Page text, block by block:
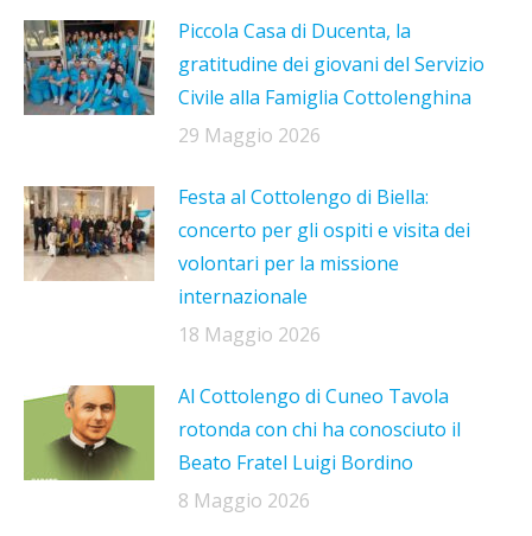
Piccola Casa di Ducenta, la
gratitudine dei giovani del Servizio
Civile alla Famiglia Cottolenghina
29 Maggio 2026
Festa al Cottolengo di Biella:
concerto per gli ospiti e visita dei
volontari per la missione
internazionale
18 Maggio 2026
Al Cottolengo di Cuneo Tavola
rotonda con chi ha conosciuto il
Beato Fratel Luigi Bordino
8 Maggio 2026